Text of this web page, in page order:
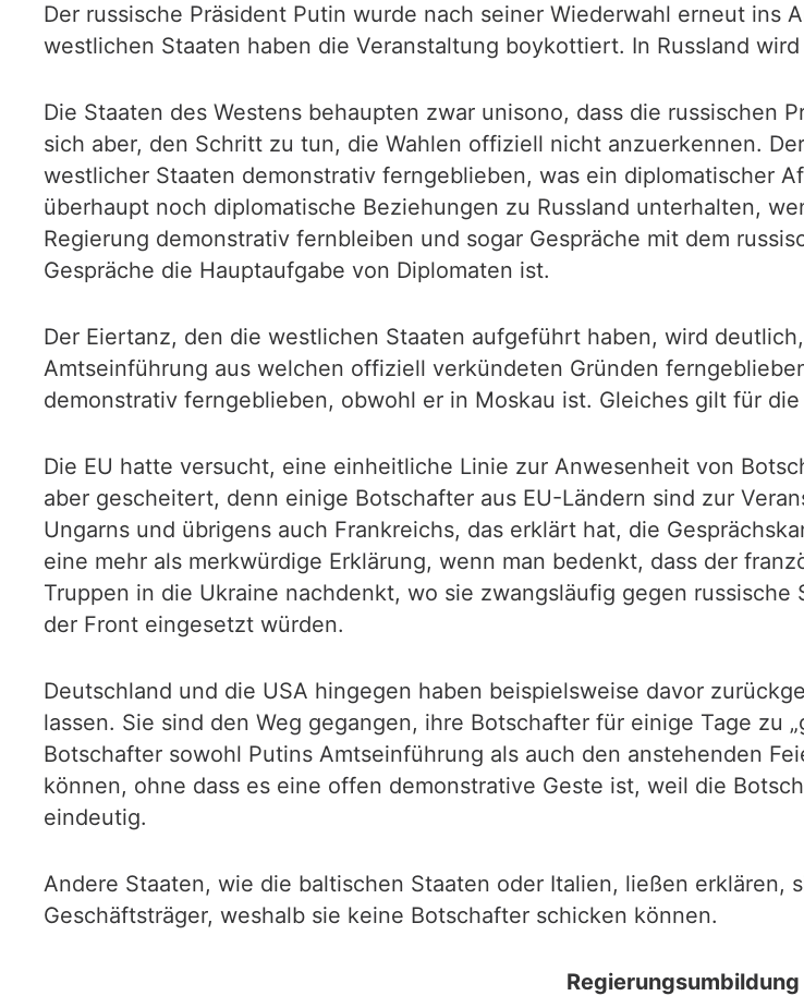
Der russische Präsident Putin wurde nach seiner Wiederwahl erneut ins
westlichen Staaten haben die Veranstaltung boykottiert. In Russland
Die Staaten des Westens behaupten zwar unisono, dass die russischen
sich aber, den Schritt zu tun, die Wahlen offiziell nicht anzuerkennen.
westlicher Staaten demonstrativ ferngeblieben, was ein diplomatischer
überhaupt noch diplomatische Beziehungen zu Russland unterhalten,
Regierung demonstrativ fernbleiben und sogar Gespräche mit dem
Gespräche die Hauptaufgabe von Diplomaten ist.
Der Eiertanz, den die westlichen Staaten aufgeführt haben, wird
Amtseinführung aus welchen offiziell verkündeten Gründen
demonstrativ ferngeblieben, obwohl er in Moskau ist. Gleiches gilt für
Die EU hatte versucht, eine einheitliche Linie zur Anwesenheit von
aber gescheitert, denn einige Botschafter aus EU-Ländern sind zur
Ungarns und übrigens auch Frankreichs, das erklärt hat, die
eine mehr als merkwürdige Erklärung, wenn man bedenkt, dass der
Truppen in die Ukraine nachdenkt, wo sie zwangsläufig gegen
der Front eingesetzt würden.
Deutschland und die USA hingegen haben beispielsweise davor
lassen. Sie sind den Weg gegangen, ihre Botschafter für einige Tage zu
Botschafter sowohl Putins Amtseinführung als auch den anstehenden
können, ohne dass es eine offen demonstrative Geste ist, weil die
eindeutig.
Andere Staaten, wie die baltischen Staaten oder Italien, ließen
Geschäftsträger, weshalb sie keine Botschafter schicken können.